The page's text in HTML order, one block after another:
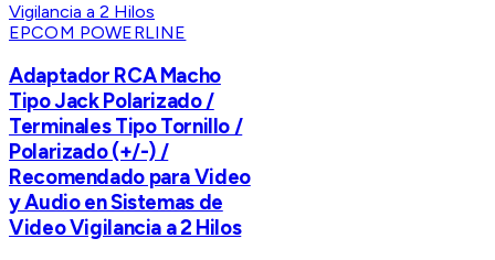
EPCOM POWERLINE
Adaptador RCA Macho
Tipo Jack Polarizado /
Terminales Tipo Tornillo /
Polarizado (+/-) /
Recomendado para Video
y Audio en Sistemas de
Video Vigilancia a 2 Hilos